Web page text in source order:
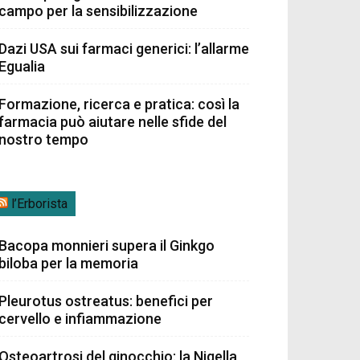
per la sensibilizzazione
USA sui farmaci generici: l’allarme
ricerca e pratica: così la
può aiutare nelle sfide del
tempo
l’Erborista
monnieri supera il Ginkgo
per la memoria
ostreatus: benefici per
e infiammazione
del ginocchio: la Nigella